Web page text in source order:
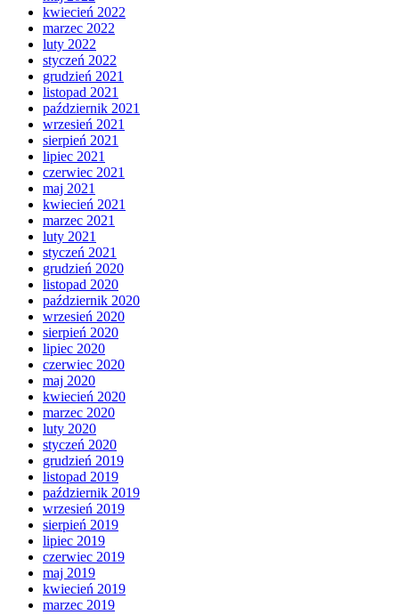
kwiecień 2022
marzec 2022
luty 2022
styczeń 2022
grudzień 2021
listopad 2021
październik 2021
wrzesień 2021
sierpień 2021
lipiec 2021
czerwiec 2021
maj 2021
kwiecień 2021
marzec 2021
luty 2021
styczeń 2021
grudzień 2020
listopad 2020
październik 2020
wrzesień 2020
sierpień 2020
lipiec 2020
czerwiec 2020
maj 2020
kwiecień 2020
marzec 2020
luty 2020
styczeń 2020
grudzień 2019
listopad 2019
październik 2019
wrzesień 2019
sierpień 2019
lipiec 2019
czerwiec 2019
maj 2019
kwiecień 2019
marzec 2019